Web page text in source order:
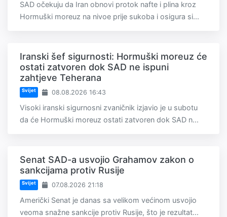
SAD očekuju da Iran obnovi protok nafte i plina kroz
Hormuški moreuz na nivoe prije sukoba i osigura si...
Iranski šef sigurnosti: Hormuški moreuz će
ostati zatvoren dok SAD ne ispuni
zahtjeve Teherana
Svijet 08.08.2026 16:43
Visoki iranski sigurnosni zvaničnik izjavio je u subotu
da će Hormuški moreuz ostati zatvoren dok SAD n...
Senat SAD-a usvojio Grahamov zakon o
sankcijama protiv Rusije
Svijet 07.08.2026 21:18
Američki Senat je danas sa velikom većinom usvojio
veoma snažne sankcije protiv Rusije, što je rezultat...